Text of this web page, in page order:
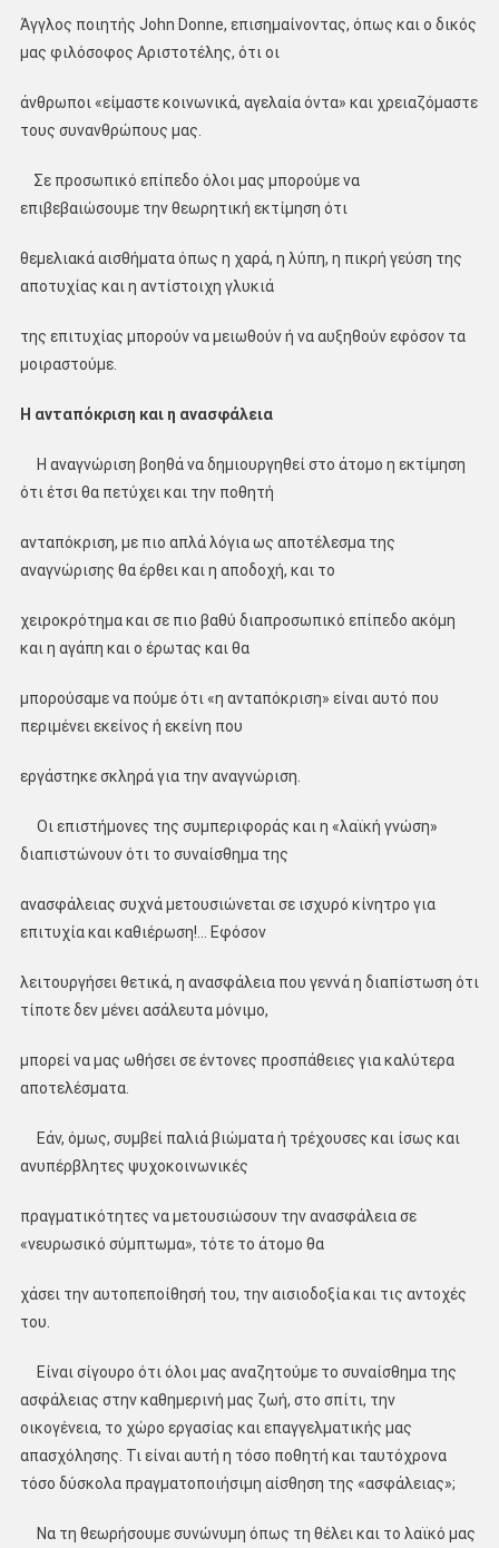
Άγγλος ποιητής John Donne, επισημαίνοντας, όπως και ο δικός
μας φιλόσοφος Αριστοτέλης, ότι οι
άνθρωποι «είμαστε κοινωνικά, αγελαία όντα» και χρειαζόμαστε
τους συνανθρώπους μας.
Σε προσωπικό επίπεδο όλοι μας μπορούμε να
επιβεβαιώσουμε την θεωρητική εκτίμηση ότι
θεμελιακά αισθήματα όπως η χαρά, η λύπη, η πικρή γεύση της
αποτυχίας και η αντίστοιχη γλυκιά
της επιτυχίας μπορούν να μειωθούν ή να αυξηθούν εφόσον τα
μοιραστούμε.
Η ανταπόκριση και η ανασφάλεια
Η αναγνώριση βοηθά να δημιουργηθεί στο άτομο η εκτίμηση
ότι έτσι θα πετύχει και την ποθητή
ανταπόκριση, με πιο απλά λόγια ως αποτέλεσμα της
αναγνώρισης θα έρθει και η αποδοχή, και το
χειροκρότημα και σε πιο βαθύ διαπροσωπικό επίπεδο ακόμη
και η αγάπη και ο έρωτας και θα
μπορούσαμε να πούμε ότι «η ανταπόκριση» είναι αυτό που
περιμένει εκείνος ή εκείνη που
εργάστηκε σκληρά για την αναγνώριση.
Οι επιστήμονες της συμπεριφοράς και η «λαϊκή γνώση»
διαπιστώνουν ότι το συναίσθημα της
ανασφάλειας συχνά μετουσιώνεται σε ισχυρό κίνητρο για
επιτυχία και καθιέρωση!… Εφόσον
λειτουργήσει θετικά, η ανασφάλεια που γεννά η διαπίστωση ότι
τίποτε δεν μένει ασάλευτα μόνιμο,
μπορεί να μας ωθήσει σε έντονες προσπάθειες για καλύτερα
αποτελέσματα.
Εάν, όμως, συμβεί παλιά βιώματα ή τρέχουσες και ίσως και
ανυπέρβλητες ψυχοκοινωνικές
πραγματικότητες να μετουσιώσουν την ανασφάλεια σε
«νευρωσικό σύμπτωμα», τότε το άτομο θα
χάσει την αυτοπεποίθησή του, την αισιοδοξία και τις αντοχές
του.
Είναι σίγουρο ότι όλοι μας αναζητούμε το συναίσθημα της
ασφάλειας στην καθημερινή μας ζωή, στο σπίτι, την
οικογένεια, το χώρο εργασίας και επαγγελματικής μας
απασχόλησης. Τι είναι αυτή η τόσο ποθητή και ταυτόχρονα
τόσο δύσκολα πραγματοποιήσιμη αίσθηση της «ασφάλειας»;
Να τη θεωρήσουμε συνώνυμη όπως τη θέλει και το λαϊκό μας